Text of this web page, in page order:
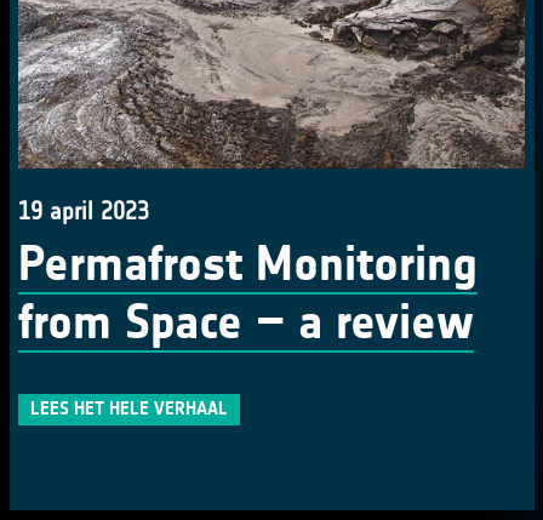
19 april 2023
Permafrost Monitoring
from Space – a review
LEES HET HELE VERHAAL